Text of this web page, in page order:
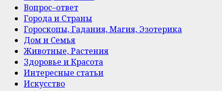
Вопрос–ответ
Города и Страны
Гороскопы, Гадания, Магия, Эзотерика
Дом и Семья
Животные, Растения
Здоровье и Красота
Интересные статьи
Искусство